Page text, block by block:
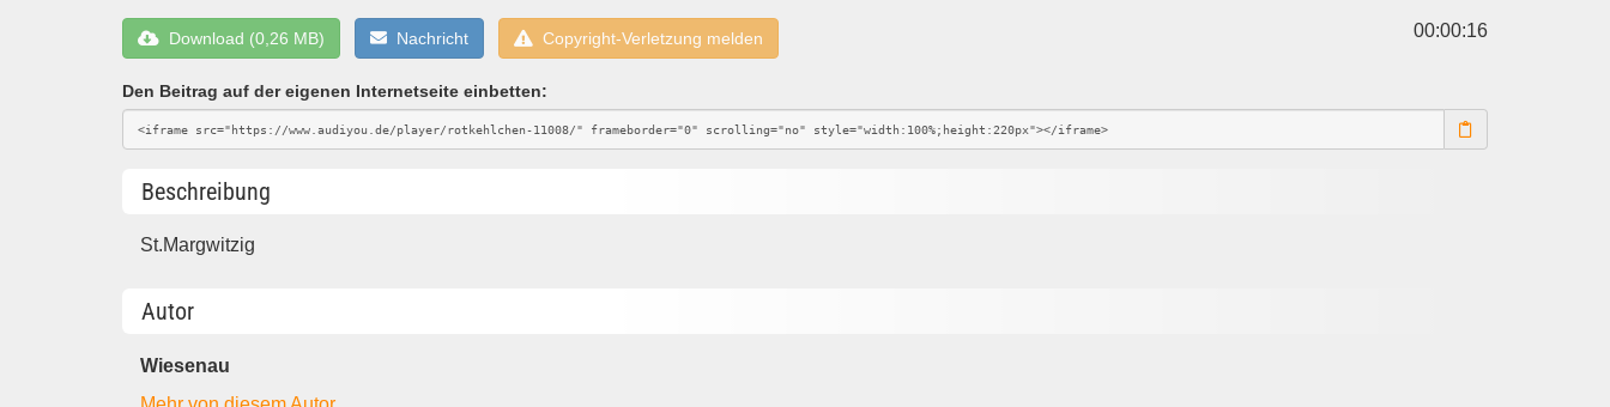
Download (0,26 MB) Nachricht Copyright-Verletzung melden 00:00:16
Den Beitrag auf der eigenen Internetseite einbetten:
Beschreibung
St.Margwitzig
Autor
Wiesenau